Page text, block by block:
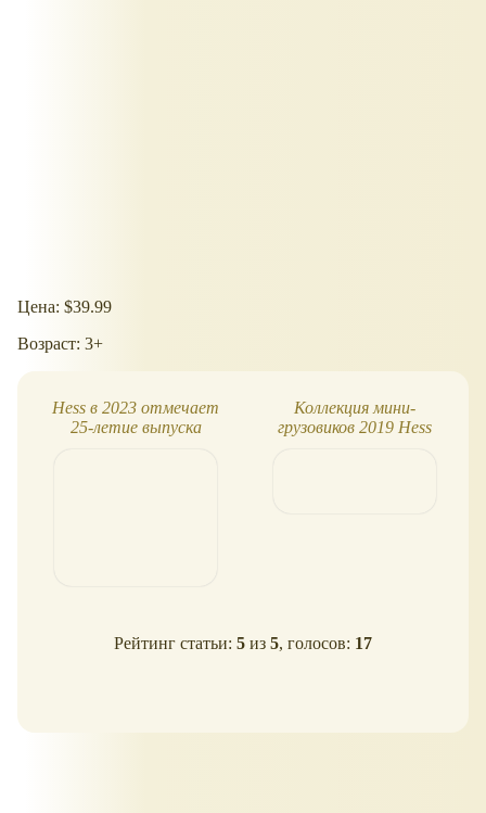
Цена: $39.99
Возраст: 3+
Hess в 2023 отмечает
25-летие выпуска
Коллекция мини-
грузовиков 2019 Hess
Рейтинг статьи: 5 из 5, голосов: 17